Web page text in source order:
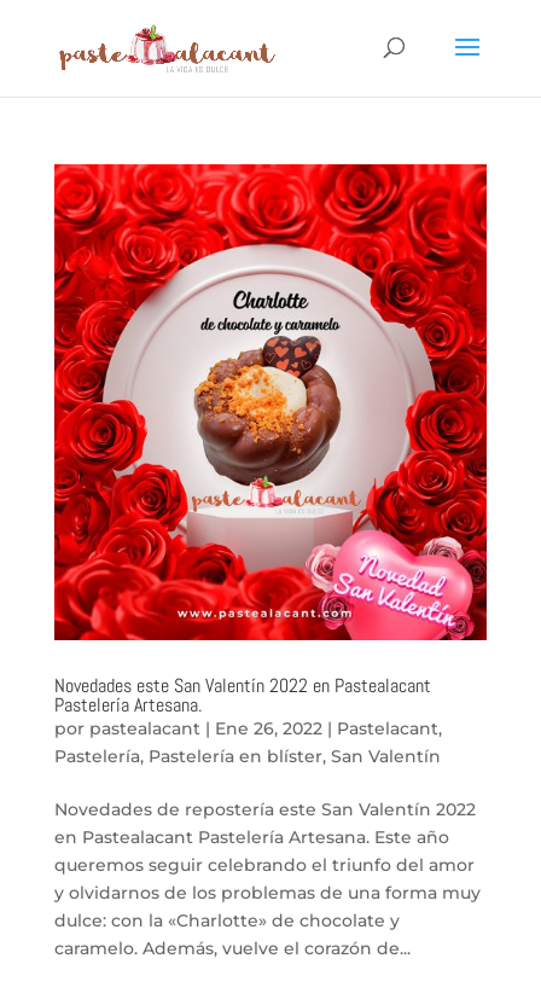
Novedades este San Valentín 2022 en Pastealacant
Pastelería Artesana.
por pastealacant| Ene 26, 2022| Pastelacant,
Pastelería, Pastelería en blíster, San Valentín
Novedades de repostería este San Valentín 2022
en Pastealacant Pastelería Artesana. Este año
queremos seguir celebrando el triunfo del amor
y olvidarnos de los problemas de una forma muy
dulce: con la «Charlotte» de chocolate y
caramelo. Además, vuelve el corazón de...